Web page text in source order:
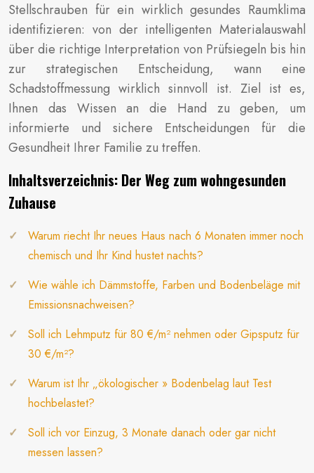
Stellschrauben für ein wirklich gesundes Raumklima
identifizieren: von der intelligenten Materialauswahl
über die richtige Interpretation von Prüfsiegeln bis hin
zur strategischen Entscheidung, wann eine
Schadstoffmessung wirklich sinnvoll ist. Ziel ist es,
Ihnen das Wissen an die Hand zu geben, um
informierte und sichere Entscheidungen für die
Gesundheit Ihrer Familie zu treffen.
Inhaltsverzeichnis: Der Weg zum wohngesunden
Zuhause
Warum riecht Ihr neues Haus nach 6 Monaten immer noch
chemisch und Ihr Kind hustet nachts?
Wie wähle ich Dämmstoffe, Farben und Bodenbeläge mit
Emissionsnachweisen?
Soll ich Lehmputz für 80 €/m² nehmen oder Gipsputz für
30 €/m²?
Warum ist Ihr „ökologischer » Bodenbelag laut Test
hochbelastet?
Soll ich vor Einzug, 3 Monate danach oder gar nicht
messen lassen?